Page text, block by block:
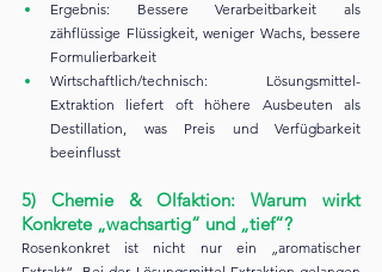
Ergebnis: Bessere Verarbeitbarkeit als
zähflüssige Flüssigkeit, weniger Wachs, bessere
Formulierbarkeit
Wirtschaftlich/technisch: Lösungsmittel-
Extraktion liefert oft höhere Ausbeuten als
Destillation, was Preis und Verfügbarkeit
beeinflusst
5) Chemie & Olfaktion: Warum wirkt
Konkrete „wachsartig“ und „tief“?
Rosenkonkret ist nicht nur ein „aromatischer